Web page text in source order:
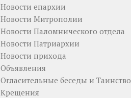
Новости епархии
Новости Митрополии
Новости Паломнического отдела
Новости Патриархии
Новости прихода
Объявления
Огласительные беседы и Таинство
Крещения